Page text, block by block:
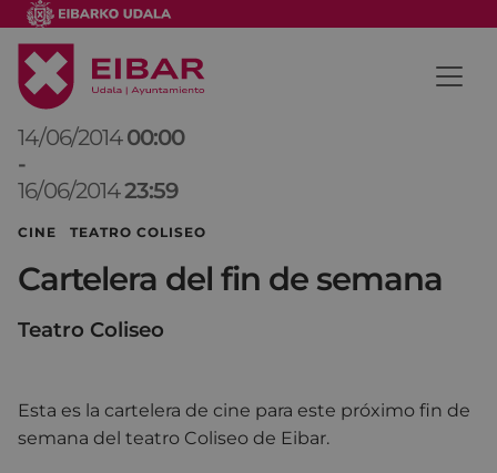
14/06/201400:00
-
16/06/201423:59
CINE TEATRO COLISEO
Cartelera del fin de semana
Teatro Coliseo
Esta es la cartelera de cine para este próximo fin de
semana del teatro Coliseo de Eibar.